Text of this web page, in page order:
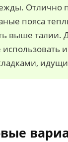
Отлично
пояса
выше талии.